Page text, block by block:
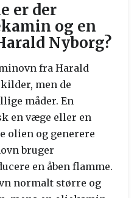
er der
og en
Nyborg?
fra Harald
men de
måder. En
en væge eller en
olien og generere
bruger
en åben flamme.
normalt større og